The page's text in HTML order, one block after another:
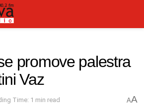
promove palestra
Vaz
Time: 1 min read AA